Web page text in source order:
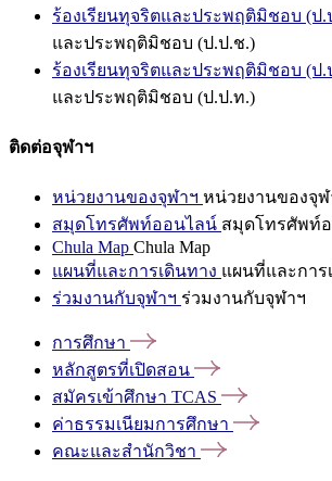
ร้องเรียนทุจริตและประพฤติมิชอบ (ป.
และประพฤติมิชอบ (ป.ป.ช.)
ร้องเรียนทุจริตและประพฤติมิชอบ (ป.
และประพฤติมิชอบ (ป.ป.ท.)
ติดต่อจุฬาฯ
หน่วยงานของจุฬาฯ หน่วยงานของจุฬ
สมุดโทรศัพท์ออนไลน์ สมุดโทรศัพท์
Chula Map Chula Map
แผนที่และการเดินทาง แผนที่และการ
ร่วมงานกับจุฬาฯ ร่วมงานกับจุฬาฯ
การศึกษา
หลักสูตรที่เปิดสอน
สมัครเข้าศึกษา TCAS
ค่าธรรมเนียมการศึกษา
คณะและสำนักวิชา